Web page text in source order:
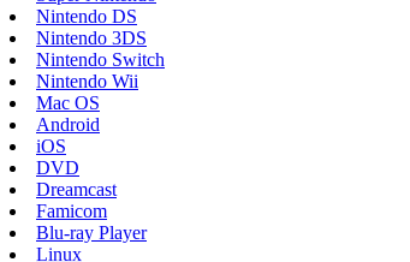
Nintendo DS
Nintendo 3DS
Nintendo Switch
Nintendo Wii
Mac OS
Android
iOS
DVD
Dreamcast
Famicom
Blu-ray Player
Linux